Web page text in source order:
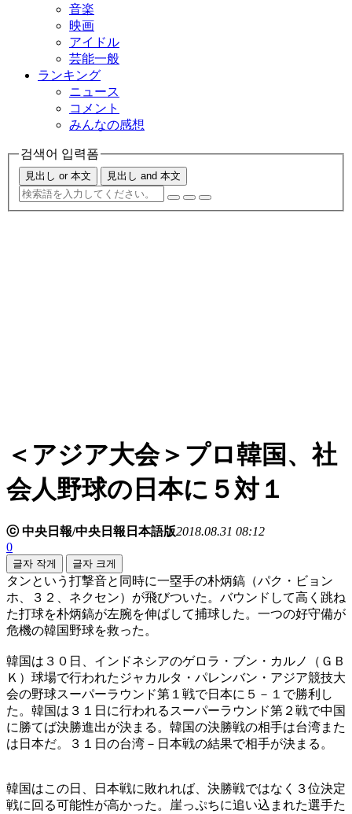
音楽
映画
アイドル
芸能一般
ランキング
ニュース
コメント
みんなの感想
검색어 입력폼
見出し or 本文 見出し and 本文
＜アジア大会＞プロ韓国、社
会人野球の日本に５対１
ⓒ 中央日報/中央日報日本語版2018.08.31 08:12
0
글자 작게 글자 크게
タンという打撃音と同時に一塁手の朴炳鎬（パク・ビョン
ホ、３２、ネクセン）が飛びついた。バウンドして高く跳ね
た打球を朴炳鎬が左腕を伸ばして捕球した。一つの好守備が
危機の韓国野球を救った。
韓国は３０日、インドネシアのゲロラ・ブン・カルノ（ＧＢ
Ｋ）球場で行われたジャカルタ・パレンバン・アジア競技大
会の野球スーパーラウンド第１戦で日本に５－１で勝利し
た。韓国は３１日に行われるスーパーラウンド第２戦で中国
に勝てば決勝進出が決まる。韓国の決勝戦の相手は台湾また
は日本だ。３１日の台湾－日本戦の結果で相手が決まる。
韓国はこの日、日本戦に敗れれば、決勝戦ではなく３位決定
戦に回る可能性が高かった。崖っぷちに追い込まれた選手た